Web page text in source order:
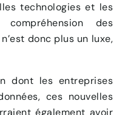
technologies et les
des
donc plus un luxe,
dont les entreprises
ces nouvelles
également avoir